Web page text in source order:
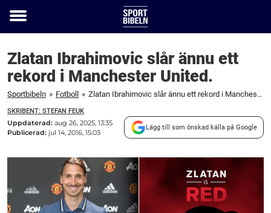
Toggle
Zlatan Ibrahimovic slår ännu ett
rekord i Manchester United.
Sportbibeln » Fotboll » Zlatan Ibrahimovic slår ännu ett rekord i Manchester United.
SKRIBENT: STEFAN FEUK
Uppdaterad: aug 26, 2025, 13:35
Publicerad: jul 14, 2016, 15:03
Lägg till som önskad källa på Google